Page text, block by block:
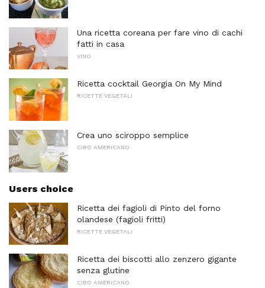
Una ricetta coreana per fare vino di cachi
fatti in casa
VINO
Ricetta cocktail Georgia On My Mind
RICETTE VEGETALI
Crea uno sciroppo semplice
CIBO AMERICANO
Users choice
Ricetta dei fagioli di Pinto del forno
olandese (fagioli fritti)
RICETTE VEGETALI
Ricetta dei biscotti allo zenzero gigante
senza glutine
CIBO AMERICANO